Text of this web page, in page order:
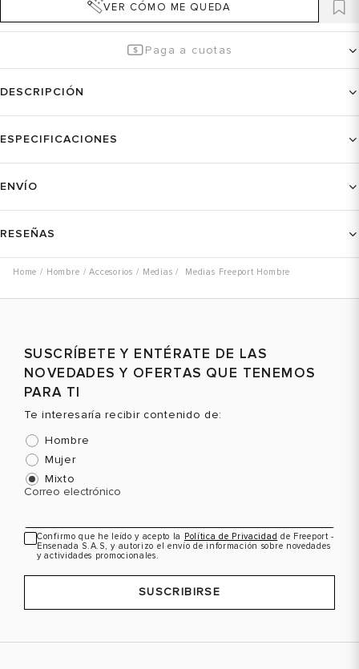
VER CÓMO ME QUEDA
Paga a cuotas
DESCRIPCIÓN
ESPECIFICACIONES
ENVÍO
RESEÑAS
Hombre Accesorios Medias Medias Freeport Hombre
SUSCRÍBETE Y ENTÉRATE DE LAS
NOVEDADES Y OFERTAS QUE TENEMOS
PARA TI
Te interesaría recibir contenido de:
Hombre
Mujer
Mixto
Correo electrónico
Confirmo que he leído y acepto la Política de Privacidad de Freeport -
Ensenada S.A.S, y autorizo el envío de información sobre novedades
y actividades promocionales.
SUSCRIBIRSE